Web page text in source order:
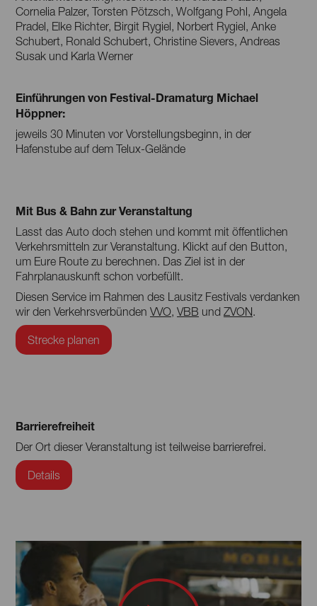
Cornelia Palzer, Torsten Pötzsch, Wolfgang Pohl, Angela
Pradel, Elke Richter, Birgit Rygiel, Norbert Rygiel, Anke
Schubert, Ronald Schubert, Christine Sievers, Andreas
Susak und Karla Werner
Einführungen von Festival-Dramaturg Michael
Höppner:
jeweils 30 Minuten vor Vorstellungsbeginn, in der
Hafenstube auf dem Telux-Gelände
Mit Bus & Bahn zur Veranstaltung
Lasst das Auto doch stehen und kommt mit öffentlichen
Verkehrsmitteln zur Veranstaltung. Klickt auf den Button,
um Eure Route zu berechnen. Das Ziel ist in der
Fahrplanauskunft schon vorbefüllt.
Diesen Service im Rahmen des Lausitz Festivals verdanken
wir den Verkehrsverbünden VVO, VBB und ZVON.
Strecke planen
Barrierefreiheit
Der Ort dieser Veranstaltung ist teilweise barrierefrei.
Details
Um den Youtube-Player nutzen zu können, muss
Um den Youtube-Player nutzen zu können, muss